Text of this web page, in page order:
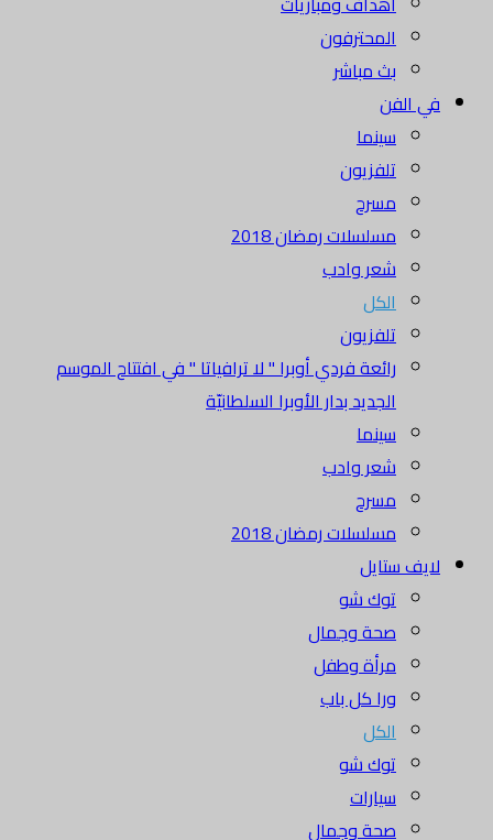
المحترفون
بث مباشر
في الفن
سينما
تلفزيون
مسرح
مسلسلات رمضان 2018
شعر وادب
الكل
تلفزيون
رائعة فردي أوبرا " لا ترافياتا " في افتتاح الموسم
الجديد بدار الأوبرا السلطانيّة
سينما
شعر وادب
مسرح
مسلسلات رمضان 2018
لايف ستايل
توك شو
صحة وجمال
مرأة وطفل
ورا كل باب
الكل
توك شو
سيارات
صحة وجمال